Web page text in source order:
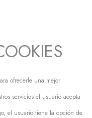
ofrecerle una mejor
servicios el usuario acepta
el usuario tiene la opción de